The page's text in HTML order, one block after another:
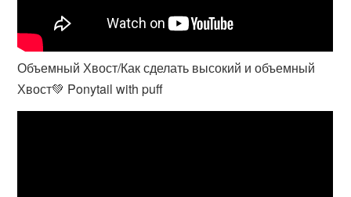
Объемный Хвост/Как сделать высокий и объемный
Хвост💚 Ponytail with puff